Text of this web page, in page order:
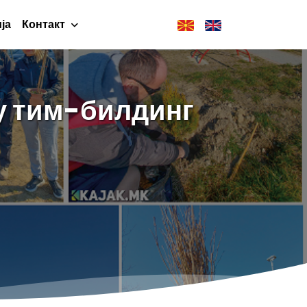
Контакт
тим-билдинг